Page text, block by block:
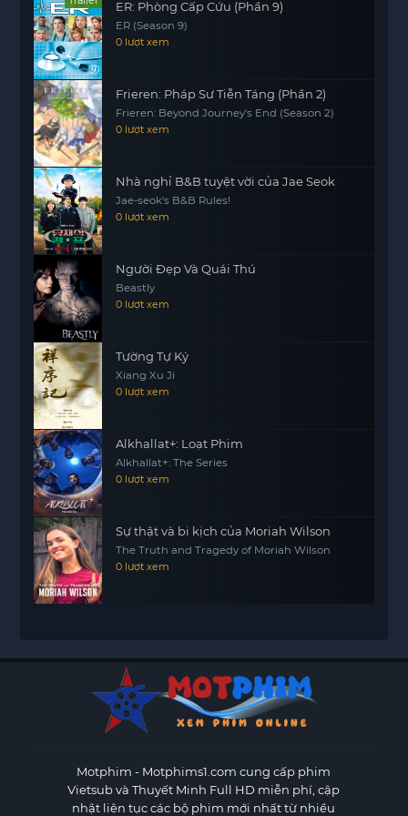
ER: Phòng Cấp Cứu (Phần 9)
ER (Season 9)
0 lượt xem
Frieren: Pháp Sư Tiễn Táng (Phần 2)
Frieren: Beyond Journey's End (Season 2)
0 lượt xem
Nhà nghỉ B&B tuyệt vời của Jae Seok
Jae-seok's B&B Rules!
0 lượt xem
Người Đẹp Và Quái Thú
Beastly
0 lượt xem
Tường Tự Ký
Xiang Xu Ji
0 lượt xem
Alkhallat+: Loạt Phim
Alkhallat+: The Series
0 lượt xem
Sự thật và bi kịch của Moriah Wilson
The Truth and Tragedy of Moriah Wilson
0 lượt xem
Motphim - Motphims1.com cung cấp phim
Vietsub và Thuyết Minh Full HD miễn phí, cập
nhật liên tục các bộ phim mới nhất từ nhiều